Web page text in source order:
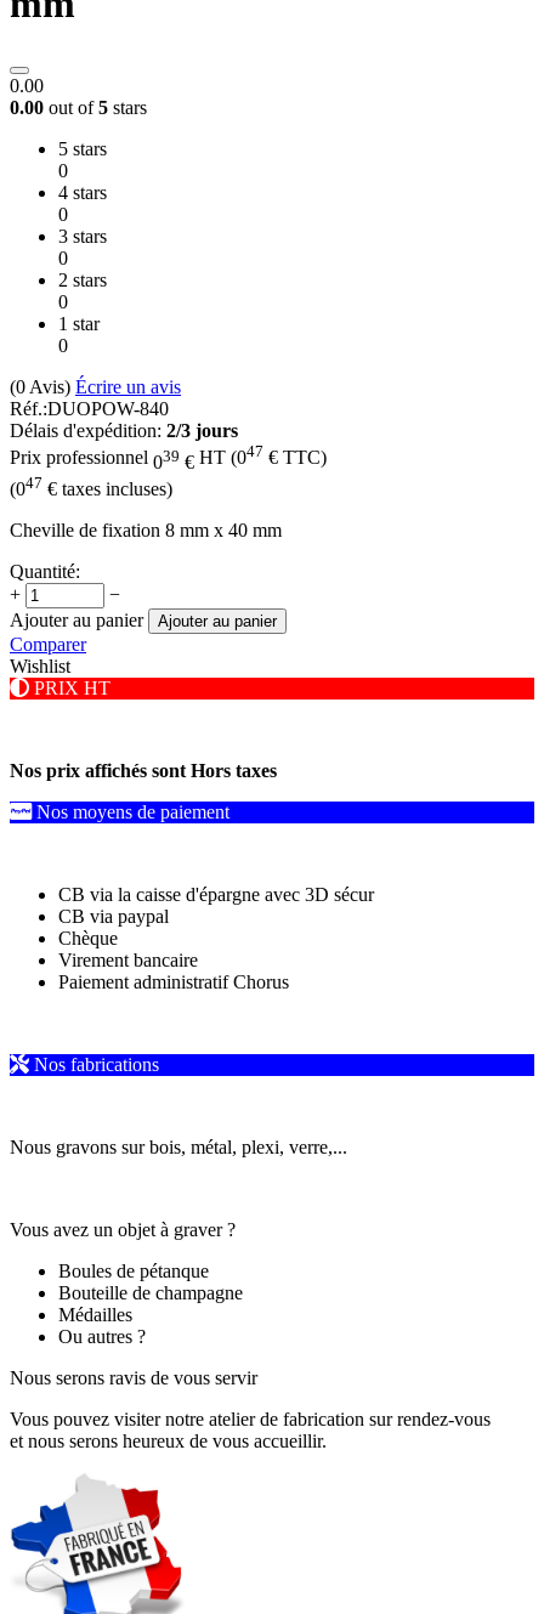
0.00
0.00 out of5 stars
5 stars
0
4 stars
0
3 stars
0
2 stars
0
1 star
0
(0 Avis) Écrire un avis
Réf.:DUOPOW-840
Délais d'expédition: 2/3 jours
Prix professionnel 039 € HT (047 € TTC)
(047 € taxes incluses)
Cheville de fixation 8 mm x 40 mm
Quantité:
+
−
Ajouter au panier
Ajouter au panier
Comparer
Wishlist
PRIX HT
Nos prix affichés sont Hors taxes
Nos moyens de paiement
CB via la caisse d'épargne avec 3D sécur
CB via paypal
Chèque
Virement bancaire
Paiement administratif Chorus
Nos fabrications
Nous gravons sur bois, métal, plexi, verre,...
Vous avez un objet à graver ?
Boules de pétanque
Bouteille de champagne
Médailles
Ou autres ?
Nous serons ravis de vous servir
Vous pouvez visiter notre atelier de fabrication sur rendez-vous
et nous serons heureux de vous accueillir.